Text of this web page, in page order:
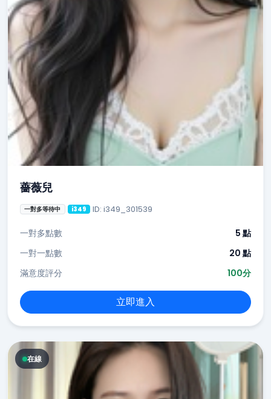
薔薇兒
一對多等待中 i349 ID: i349_301539
一對多點數
5 點
一對一點數
20 點
滿意度評分
100分
立即進入
在線